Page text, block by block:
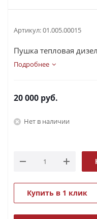
Артикул:01.005.00015
Пушка тепловая
Подробнее
20 000 руб.
Нет в наличии
Купить в 1 клик